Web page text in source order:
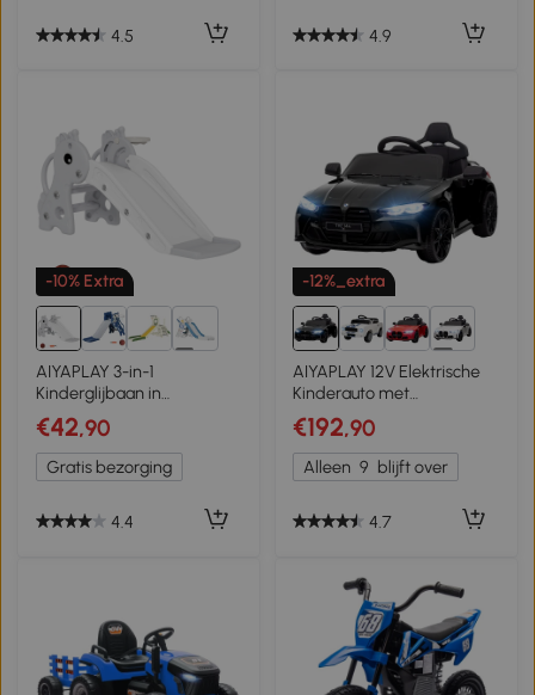
4.5 4.9
-10% Extra
3+
AIYAPLAY 3-in-1
Kinderglijbaan in
Giraffenvorm met
Basketbalring en Bal, Grijs
€42,90
Gratis bezorging
4.4
-12%_extra
2+
AIYAPLAY 12V Elektrische
Kinderauto met
Afstandsbediening, 2
Motoren, Claxon, LED,
Muziek, Hulpwielen, 3-5
Jaar, Zwart
€192,90
Alleen 9 blijft over
4.7